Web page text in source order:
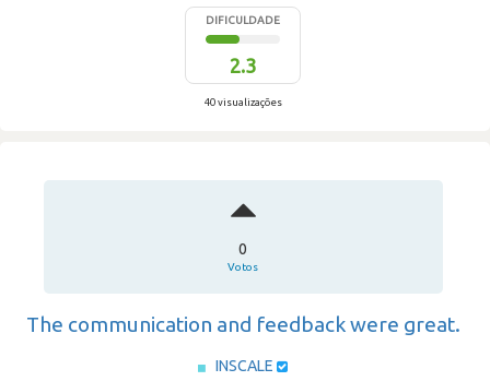
DIFICULDADE
2.3
40 visualizações
0
Votos
The communication and feedback were great.
INSCALE